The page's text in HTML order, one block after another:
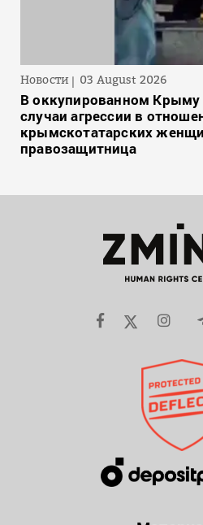
Новости 03 August 2026
В оккупированном
случаи агрессии в
крымскотатарских
правозащитница